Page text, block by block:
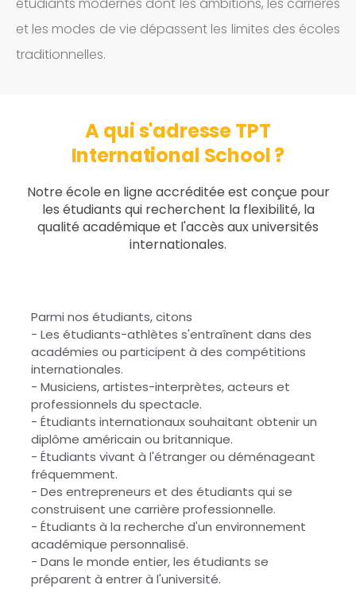
et les modes de vie dépassent les limites des écoles
traditionnelles.
A qui s'adresse TPT
International School ?
Notre école en ligne accréditée est conçue pour
les étudiants qui recherchent la flexibilité, la
qualité académique et l'accès aux universités
internationales.
Parmi nos étudiants, citons
- Les étudiants-athlètes s'entraînent dans des
académies ou participent à des compétitions
internationales.
- Musiciens, artistes-interprètes, acteurs et
professionnels du spectacle.
- Étudiants internationaux souhaitant obtenir un
diplôme américain ou britannique.
- Étudiants vivant à l'étranger ou déménageant
fréquemment.
- Des entrepreneurs et des étudiants qui se
construisent une carrière professionnelle.
- Étudiants à la recherche d'un environnement
académique personnalisé.
- Dans le monde entier, les étudiants se
préparent à entrer à l'université.